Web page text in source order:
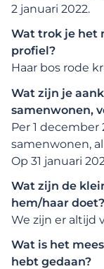
2 januari 2022.
Wat trok je het
profiel?
Haar bos rode
Wat zijn je
samenwonen,
Per 1 december
samenwonen,
Op 31 januari
Wat zijn de
hem/haar doet?
We zijn er altijd
Wat is het
hebt gedaan?